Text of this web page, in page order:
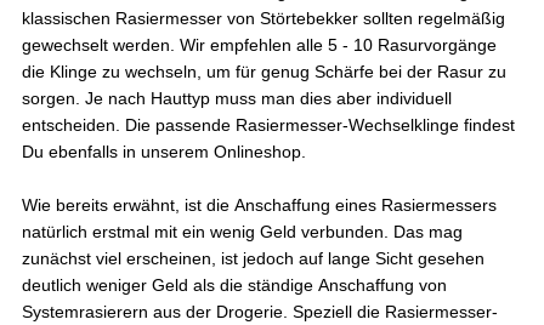
6.8.2026
Waldemar
Verifizierter Kunde
Sehr gute Produkte
Andreas
Verifizierter Kunde
Body Bar Sandalwood
klassischen Rasiermesser von Störtebekker sollten regelmäßig
gewechselt werden. Wir empfehlen alle 5 - 10 Rasurvorgänge
die Klinge zu wechseln, um für genug Schärfe bei der Rasur zu
sorgen. Je nach Hauttyp muss man dies aber individuell
entscheiden. Die passende Rasiermesser-Wechselklinge findest
Du ebenfalls in unserem Onlineshop.
Wie bereits erwähnt, ist die Anschaffung eines Rasiermessers
natürlich erstmal mit ein wenig Geld verbunden. Das mag
zunächst viel erscheinen, ist jedoch auf lange Sicht gesehen
deutlich weniger Geld als die ständige Anschaffung von
Systemrasierern aus der Drogerie. Speziell die Rasiermesser-